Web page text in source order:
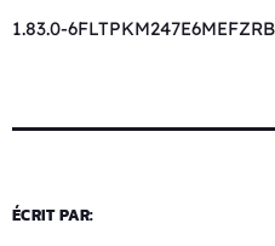
1.83.0-
ÉCRIT PAR: